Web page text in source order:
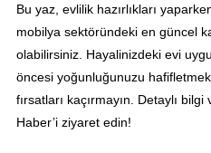
Bu yaz, evlilik hazırlıkları
mobilya sektöründeki en güncel
olabilirsiniz. Hayalinizdeki evi
öncesi yoğunluğunuzu
fırsatları kaçırmayın. Detaylı
Haber’i ziyaret edin!